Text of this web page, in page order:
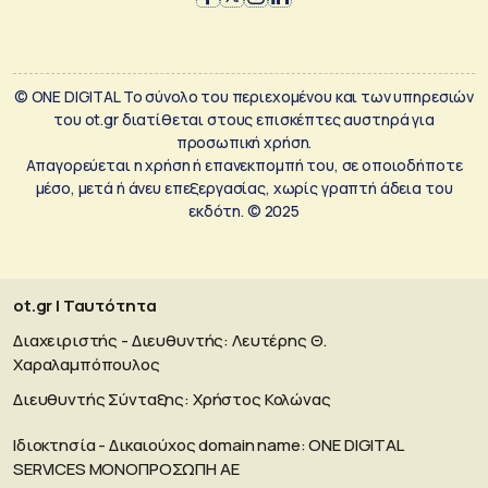
© ONE DIGITAL Το σύνολο του περιεχομένου και των υπηρεσιών
του ot.gr διατίθεται στους επισκέπτες αυστηρά για
προσωπική χρήση.
Απαγορεύεται η χρήση ή επανεκπομπή του, σε οποιοδήποτε
μέσο, μετά ή άνευ επεξεργασίας, χωρίς γραπτή άδεια του
εκδότη. © 2025
ot.gr | Ταυτότητα
Διαχειριστής - Διευθυντής: Λευτέρης Θ.
Χαραλαμπόπουλος
Διευθυντής Σύνταξης: Χρήστος Κολώνας
Ιδιοκτησία - Δικαιούχος domain name: ΟΝΕ DIGITAL
SERVICES MONOΠΡΟΣΩΠΗ ΑΕ